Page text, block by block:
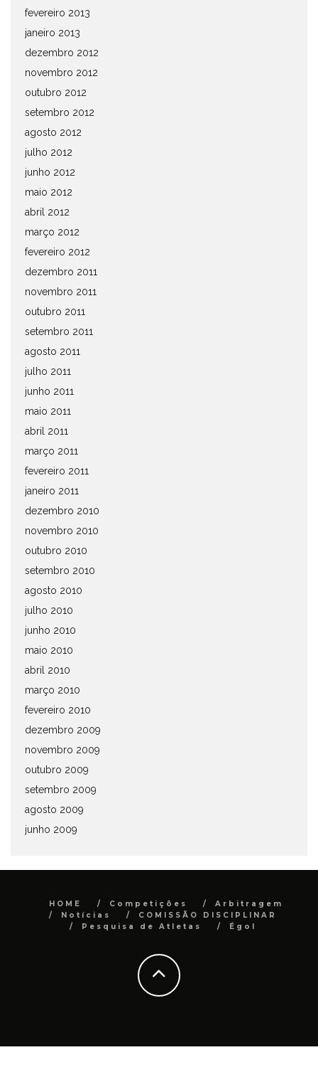
fevereiro 2013
janeiro 2013
dezembro 2012
novembro 2012
outubro 2012
setembro 2012
agosto 2012
julho 2012
junho 2012
maio 2012
abril 2012
março 2012
fevereiro 2012
dezembro 2011
novembro 2011
outubro 2011
setembro 2011
agosto 2011
julho 2011
junho 2011
maio 2011
abril 2011
março 2011
fevereiro 2011
janeiro 2011
dezembro 2010
novembro 2010
outubro 2010
setembro 2010
agosto 2010
julho 2010
junho 2010
maio 2010
abril 2010
março 2010
fevereiro 2010
dezembro 2009
novembro 2009
outubro 2009
setembro 2009
agosto 2009
junho 2009
HOME Competições
Arbitragem
Notícias
COMISSÃO DISCIPLINAR
Pesquisa de Atletas
Égol